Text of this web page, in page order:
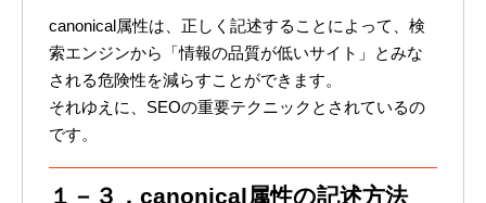
canonical属性は、正しく記述することによって、検
索エンジンから「情報の品質が低いサイト」とみな
される危険性を減らすことができます。
それゆえに、SEOの重要テクニックとされているの
です。
１－３．canonical属性の記述方法